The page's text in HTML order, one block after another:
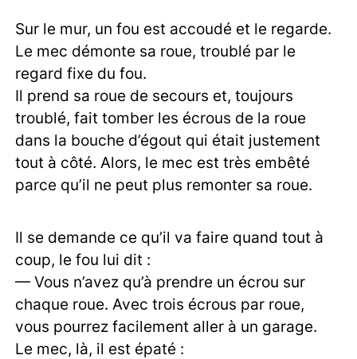
Sur le mur, un fou est accoudé et le regarde.
Le mec démonte sa roue, troublé par le
regard fixe du fou.
Il prend sa roue de secours et, toujours
troublé, fait tomber les écrous de la roue
dans la bouche d’égout qui était justement
tout à côté. Alors, le mec est très embêté
parce qu’il ne peut plus remonter sa roue.
Il se demande ce qu’il va faire quand tout à
coup, le fou lui dit :
— Vous n’avez qu’à prendre un écrou sur
chaque roue. Avec trois écrous par roue,
vous pourrez facilement aller à un garage.
Le mec, là, il est épaté :